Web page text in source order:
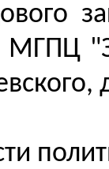
МГПЦ